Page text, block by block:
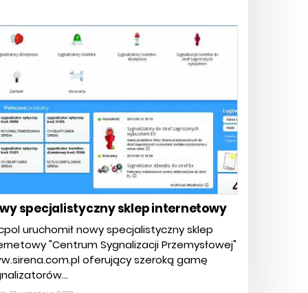
specjalistyczny sklep internetowy
uruchomił nowy specjalistyczny sklep
"Centrum Sygnalizacji Przemysłowej"
oferujący szeroką gamę